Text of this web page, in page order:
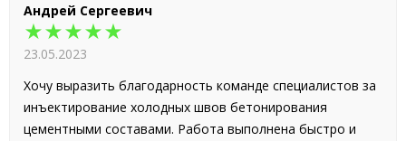
Андрей Сергеевич
★★★★★
23.05.2023
Хочу выразить благодарность команде специалистов за
инъектирование холодных швов бетонирования
цементными составами. Работа выполнена быстро и